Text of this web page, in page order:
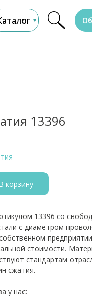
13396
корзину
13396 со
с диаметром
стоимости.
стандартам
сжатия.
у нас: